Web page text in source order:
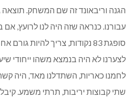
הגנה וריבאונד זה שם המשחק. תוצאה
עבורנו. כנראה שזה היה לנו לרועץ,
סופגת 83 נקודות, צריך להיות
לצערנו לא היה בנמצא משהו ייחודי
לחמנו כאריות, השתדלנו מאד, היה
שתי קבוצות יריבות, תרתי משמע.